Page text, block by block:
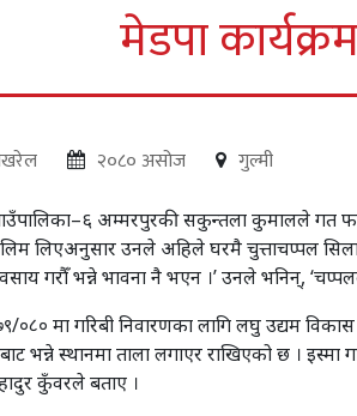
मेडपा
२०८० असोज गुल्मी
अम्मरपुरकी सकुन्तला कुमालले गत
लिएअनुसार उनले अहिले घरमै चुत्ताचप्पल
गरौँ भन्ने भावना नै भएन ।’ उनले भनिन्,
०८० मा गरिबी निवारणका लागि लघु उद्यम
भन्ने स्थानमा ताला लगाएर राखिएको छ ।
कुँवरले बताए ।